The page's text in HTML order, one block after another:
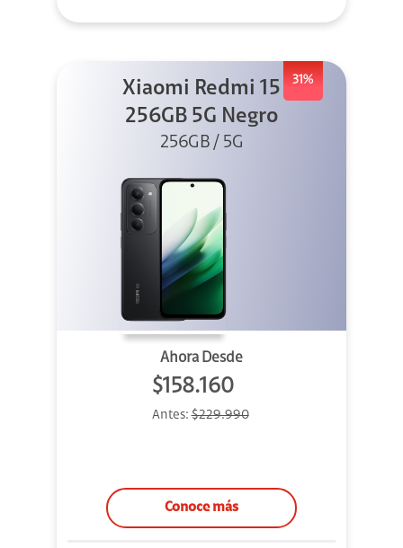
31%
Xiaomi Redmi 15
256GB 5G Negro
256GB / 5G
Ahora Desde
$158.160
Antes:$229.990
Conoce más